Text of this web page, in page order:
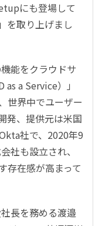
にも登場して
を取り上げまし
能をクラウドサ
a Service）」
世界中でユーザー
発、提供元は米国
社で、2020年9
社も設立され、
存在感が高まって
長を務める渡邉